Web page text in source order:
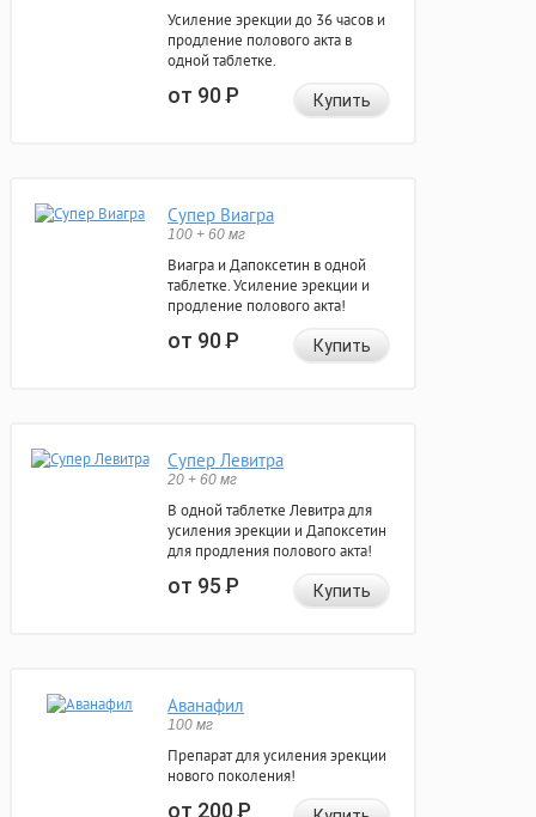
Усиление эрекции до 36 часов и
продление полового акта в
одной таблетке.
от 90Р Купить
Супер Виагра
100 + 60 мг
Виагра и Дапоксетин в одной
таблетке. Усиление эрекции и
продление полового акта!
от 90Р Купить
Супер Левитра
20 + 60 мг
В одной таблетке Левитра для
усиления эрекции и Дапоксетин
для продления полового акта!
от 95Р Купить
Аванафил
100 мг
Препарат для усиления эрекции
нового поколения!
от 200Р